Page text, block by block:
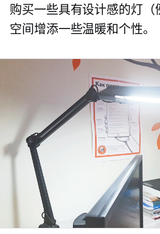
购买一些具有设计感的灯（
空间增添一些温暖和个性。